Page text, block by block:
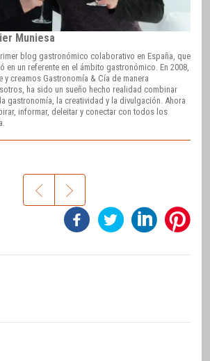
Muniesa
blog gastronómico colaborativo en España, que
en un referente en el ámbito gastronómico. En 2008,
y creamos Gastronomía & Cía de manera
ha sido un sueño hecho realidad combinar
gastronomía, la creatividad y la divulgación. Ahora
informar, deleitar y conectar con todos los